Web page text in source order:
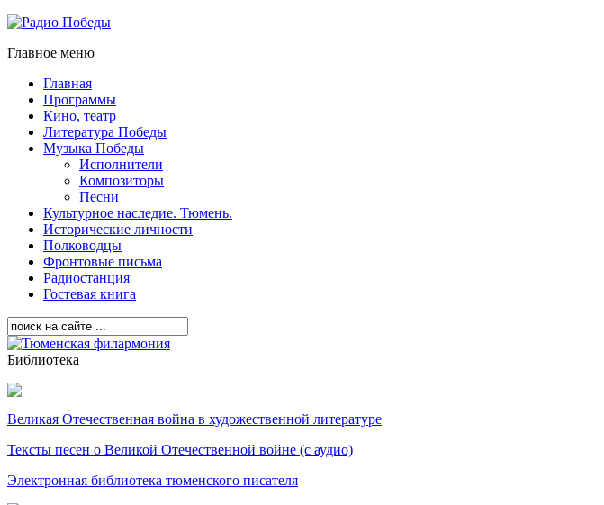
Главное меню
Главная
Программы
Кино, театр
Литература Победы
Музыка Победы
Исполнители
Композиторы
Песни
Культурное наследие. Тюмень.
Исторические личности
Полководцы
Фронтовые письма
Радиостанция
Гостевая книга
Библиотека
Великая Отечественная война в художественной литературе
Тексты песен о Великой Отечественной войне (с аудио)
Электронная библиотека тюменского писателя